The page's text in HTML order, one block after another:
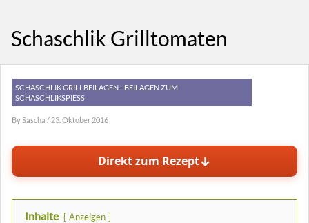
Schaschlik Grilltomaten
SCHASCHLIK GRILLBEILAGEN - BEILAGEN ZUM
SCHASCHLIKSPIESS
BySascha / 23. Oktober 2016
Direkt zum Rezept↓
Inhalte Anzeigen